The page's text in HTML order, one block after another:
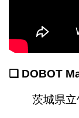
❏ DOBOT
茨城県